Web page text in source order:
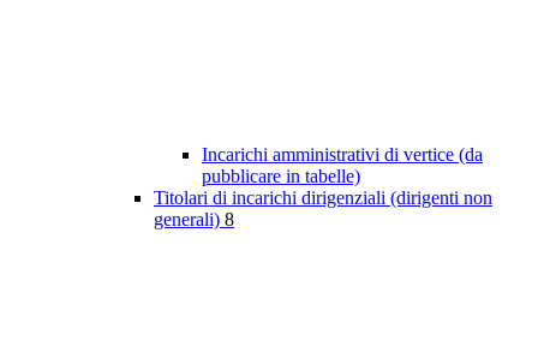
Incarichi amministrativi di vertice (da
pubblicare in tabelle)
Titolari di incarichi dirigenziali (dirigenti non
generali) 8